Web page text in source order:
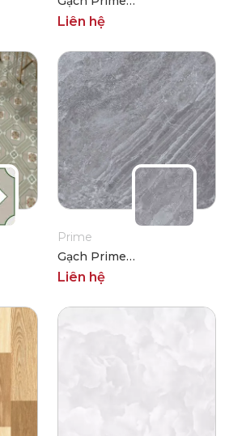
01.400400.02337
Liên hệ
Prime
Gạch Prime
05.400400.08127
Liên hệ